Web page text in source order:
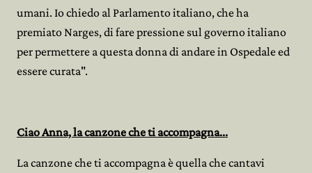
umani. Io chiedo al Parlamento italiano, che ha
premiato Narges, di fare pressione sul governo italiano
per permettere a questa donna di andare in Ospedale ed
essere curata".
Ciao Anna, la canzone che ti accompagna...
La canzone che ti accompagna è quella che cantavi